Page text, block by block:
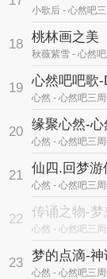
小歌后 - 心然吧三
18 桃林画之美
秋薇紫雪 - 心然
19 心然吧吧歌-
心然 - 心然吧三周
20 缘聚心然-
心然 - 心然吧三周
21 仙四.回梦
心然 - 心然吧三周
22 传诵之物-梦
心然 - 心然吧三
23 梦的点滴-神
心然 - 心然吧三周